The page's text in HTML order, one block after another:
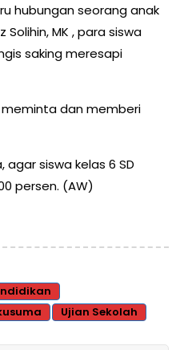
hubungan seorang anak
MK , para siswa
saking meresapi
meminta dan memberi
siswa kelas 6 SD
persen. (AW)
Ujian Sekolah